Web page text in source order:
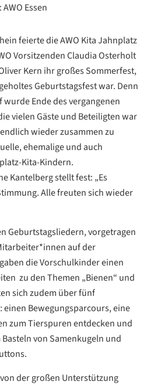
Essen
feierte die AWO Kita Jahnplatz
Vorsitzenden Claudia Osterholt
Kern ihr großes Sommerfest,
Geburtstagsfest war. Denn
Ende des vergangenen
vielen Gäste und Beteiligten war
wieder zusammen zu
ehemalige und auch
Kita-Kindern.
Kantelberg stellt fest: „Es
Alle freuten sich wieder
Geburtstagsliedern, vorgetragen
auf der
die Vorschulkinder einen
zu den Themen „Bienen“ und
sich zudem über fünf
Bewegungsparcours, eine
zum Tierspuren entdecken und
von Samenkugeln und
der großen Unterstützung
Datenschutzerklärung
ZURÜCK
Datenschutzerklärung
Google
Übersetzen
/
Translate
ZURÜCK